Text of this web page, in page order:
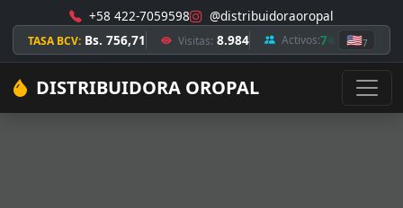
+58 422-7059598 @distribuidoraoropal
TASA BCV: Bs. 756,71 Visitas: 8.984 Activos:7 🇺🇸7
DISTRIBUIDORA OROPAL